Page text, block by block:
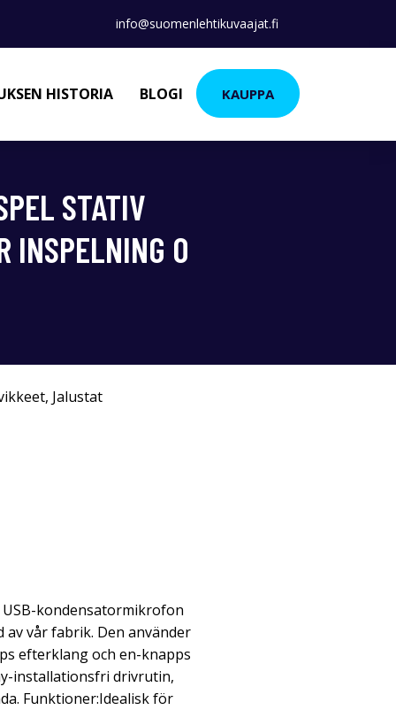
info@suomenlehtikuvaajat.fi
HISTORIA BLOGI KAUPPA
STATIV
INSPELNING O
, Jalustat
kondensatormikrofon
av vår fabrik. Den använder
efterklang och en-knapps
installationsfri drivrutin,
Funktioner:Idealisk för